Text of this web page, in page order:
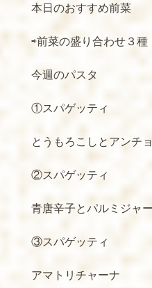
本日のおすすめ前菜
⇨前菜の盛り合わせ３種
今週のパスタ
①スパゲッティ
とうもろこしとアンチ
②スパゲッティ
青唐辛子とパルミジャ
③スパゲッティ
アマトリチャーナ